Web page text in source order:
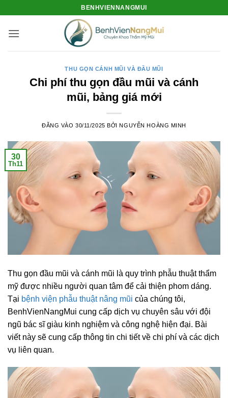
nội
BENHVIENNANGMUI
THU GỌN CÁNH MŨI VÀ ĐẦU MŨI
Chi phí thu gọn đầu mũi và cánh
mũi, bảng giá mới
ĐĂNG VÀO30/11/2025 BỞINGUYỄN HOÀNG MINH
30
Th11
Thu gọn đầu mũi và cánh mũi là quy trình phẫu thuật thẩm
mỹ được nhiều người quan tâm để cải thiện phom dáng.
Tại bệnh viện phẫu thuật nâng mũi của chúng tôi,
BenhVienNangMui cung cấp dịch vụ chuyên sâu với đội
ngũ bác sĩ giàu kinh nghiệm và công nghệ hiện đại. Bài
viết này sẽ cung cấp thông tin chi tiết về chi phí và các dịch
vụ liên quan.